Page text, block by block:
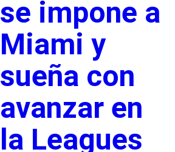
se impone a
Miami y
sueña con
avanzar en
la Leagues